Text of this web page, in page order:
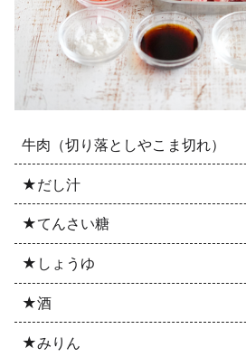
牛肉（切り落としやこま切れ）
★だし汁
★てんさい糖
★しょうゆ
★酒
★みりん